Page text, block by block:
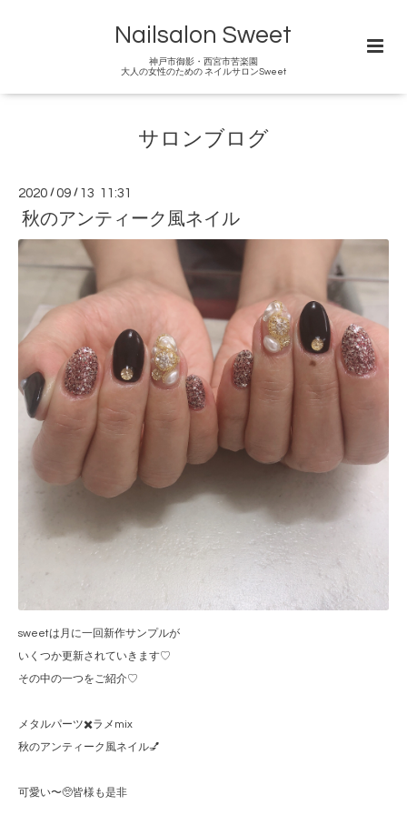
Nailsalon Sweet
神戸市御影・西宮市苦楽園
大人の女性のための ネイルサロンSweet
サロンブログ
2020 /09 / 13 11:31
秋のアンティーク風ネイル
sweetは月に一回新作サンプルが
いくつか更新されていきます♡
その中の一つをご紹介♡
メタルパーツ✖️ラメmix
秋のアンティーク風ネイル💅
可愛い〜🥺皆様も是非